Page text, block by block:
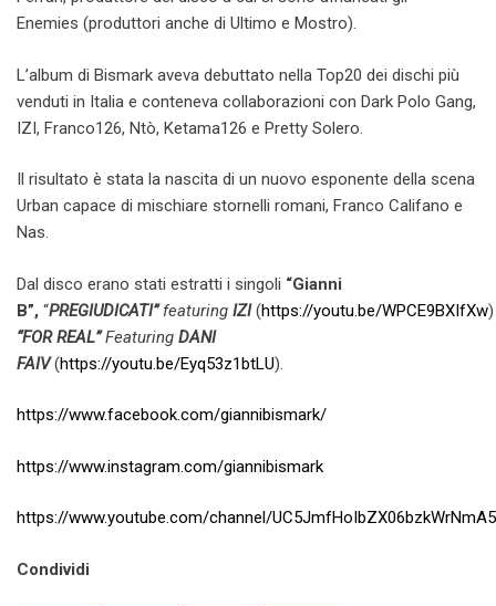
Enemies (produttori anche di Ultimo e Mostro).
L’album di Bismark aveva debuttato nella Top20 dei dischi più
venduti in Italia e conteneva collaborazioni con Dark Polo Gang,
IZI, Franco126, Ntò, Ketama126 e Pretty Solero.
Il risultato è stata la nascita di un nuovo esponente della scena
Urban capace di mischiare stornelli romani, Franco Califano e
Nas.
Dal disco erano stati estratti i singoli “Gianni
B”, “PREGIUDICATI”featuring IZI(https://youtu.be/WPCE9BXIfXw
“FOR REAL” Featuring DANI
FAIV(https://youtu.be/Eyq53z1btLU).
https://www.facebook.com/giannibismark/
https://www.instagram.com/giannibismark
https://www.youtube.com/channel/
Condividi